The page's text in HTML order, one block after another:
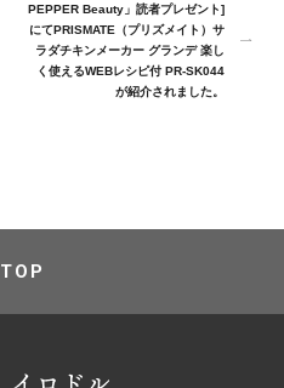
PEPPER Beauty」読者プレゼント]
にてPRISMATE（プリズメイト）サ
ラダチキンメーカー グランデ 楽し
く使えるWEBレシピ付 PR-SK044
が紹介されました。
TOP